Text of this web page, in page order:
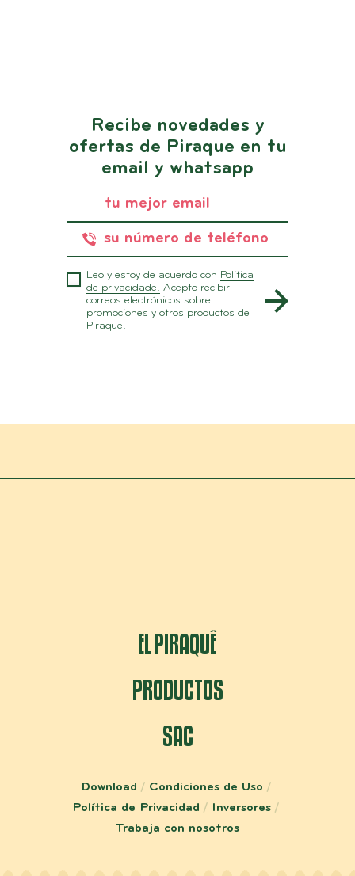
Recibe novedades y
ofertas de Piraque en tu
email y whatsapp
Leo y estoy de acuerdo con Politica
de privacidade. Acepto recibir
correos electrónicos sobre
promociones y otros productos de
Piraque.
EL PIRAQUÊ
PRODUCTOS
SAC
Download
Condiciones de Uso
Política de Privacidad
Inversores
Trabaja con nosotros